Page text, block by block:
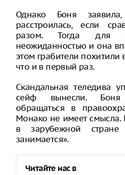
Однако Боня
расстроилась, если
разом. Тогда
неожиданностью и она
этом грабители похитили
что и в первый раз.
Скандальная теледива
сейф вынесли. Боня
обращаться в
Монако не имеет смысла.
в зарубежной
занимается».
Читайте нас в